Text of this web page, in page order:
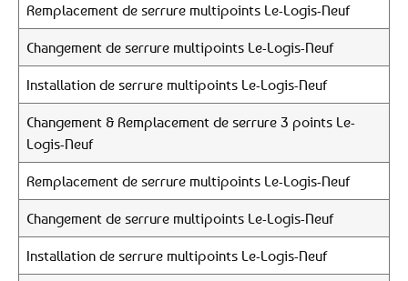
Remplacement de serrure multipoints Le-Logis-Neuf
Changement de serrure multipoints Le-Logis-Neuf
Installation de serrure multipoints Le-Logis-Neuf
Changement & Remplacement de serrure 3 points Le-
Logis-Neuf
Remplacement de serrure multipoints Le-Logis-Neuf
Changement de serrure multipoints Le-Logis-Neuf
Installation de serrure multipoints Le-Logis-Neuf